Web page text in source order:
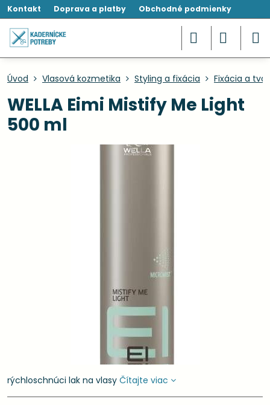
Kontakt Doprava a platby Obchodné podmienky
Úvod Vlasová kozmetika Styling a fixácia Fixácia a
WELLA Eimi Mistify Me Light
500 ml
rýchloschnúci lak na vlasy Čítajte viac